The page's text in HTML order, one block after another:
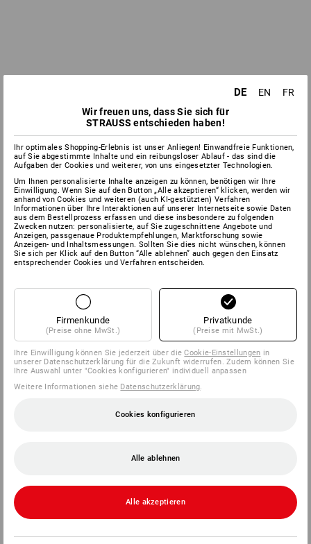
DE EN
FR
Wir freuen uns, dass Sie sich für
STRAUSS entschieden haben!
Ihr optimales Shopping-Erlebnis ist unser Anliegen! Einwandfreie Funktionen,
auf Sie abgestimmte Inhalte und ein reibungsloser Ablauf - das sind die
Aufgaben der Cookies und weiterer, von uns eingesetzter Technologien.
Um Ihnen personalisierte Inhalte anzeigen zu können, benötigen wir Ihre
Einwilligung. Wenn Sie auf den Button „Alle akzeptieren“ klicken, werden wir
anhand von Cookies und weiteren (auch KI-gestützten) Verfahren
Informationen über Ihre Interaktionen auf unserer Internetseite sowie Daten
aus dem Bestellprozess erfassen und diese insbesondere zu folgenden
Zwecken nutzen: personalisierte, auf Sie zugeschnittene Angebote und
Anzeigen, passgenaue Produktempfehlungen, Marktforschung sowie
Anzeigen- und Inhaltsmessungen. Sollten Sie dies nicht wünschen, können
Sie sich per Klick auf den Button “Alle ablehnen” auch gegen den Einsatz
entsprechender Cookies und Verfahren entscheiden.
Firmenkunde
(Preise ohne MwSt.)
Privatkunde
(Preise mit MwSt.)
Ihre Einwilligung können Sie jederzeit über dieCookie-Einstellungen in
unserer Datenschutzerklärung für die Zukunft widerrufen. Zudem können Sie
Ihre Auswahl unter "Cookies konfigurieren" individuell anpassen
Weitere Informationen siehe Datenschutzerklärung.
Cookies konfigurieren
Alle ablehnen
Alle akzeptieren